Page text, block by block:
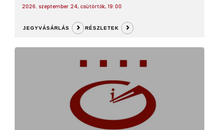
2026. szeptember 24, csütörtök, 19:00
JEGYVÁSÁRLÁS RÉSZLETEK